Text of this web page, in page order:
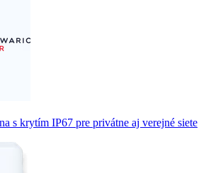
s krytím IP67 pre privátne aj verejné siete